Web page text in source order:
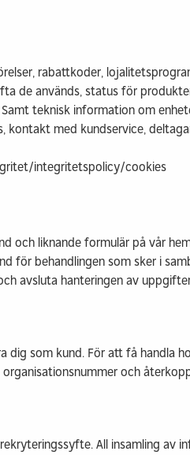
rabattkoder,
de används, status för
teknisk information om
kontakt med kundservice,
integritetspolicy/cookies
och liknande formulär på vår
för behandlingen som sker i
avsluta hanteringen av
dig som kund. För att få handla
och
All insamling av